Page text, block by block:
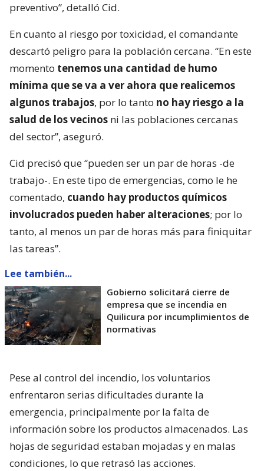
preventivo”, detalló Cid.
En cuanto al riesgo por toxicidad, el comandante
descartó peligro para la población cercana. “En este
momento tenemos una cantidad de humo
mínima que se va a ver ahora que realicemos
algunos trabajos, por lo tanto no hay riesgo a la
salud de los vecinos ni las poblaciones cercanas
del sector”, aseguró.
Cid precisó que “pueden ser un par de horas -de
trabajo-. En este tipo de emergencias, como le he
comentado, cuando hay productos químicos
involucrados pueden haber alteraciones; por lo
tanto, al menos un par de horas más para finiquitar
las tareas”.
Lee también...
Gobierno solicitará cierre de
empresa que se incendia en
Quilicura por incumplimientos de
normativas
Pese al control del incendio, los voluntarios
enfrentaron serias dificultades durante la
emergencia, principalmente por la falta de
información sobre los productos almacenados. Las
hojas de seguridad estaban mojadas y en malas
condiciones, lo que retrasó las acciones.